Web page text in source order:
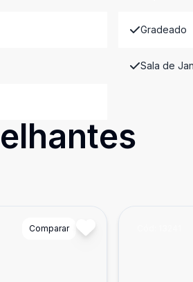
Gradeado
Sala de
Comparar